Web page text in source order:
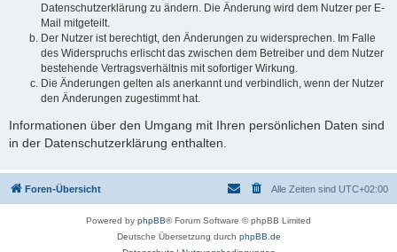
Datenschutzerklärung zu ändern. Die Änderung wird dem Nutzer per E-
Mail mitgeteilt.
Der Nutzer ist berechtigt, den Änderungen zu widersprechen. Im Falle
des Widerspruchs erlischt das zwischen dem Betreiber und dem Nutzer
bestehende Vertragsverhältnis mit sofortiger Wirkung.
Die Änderungen gelten als anerkannt und verbindlich, wenn der Nutzer
den Änderungen zugestimmt hat.
Informationen über den Umgang mit Ihren persönlichen Daten sind
in der Datenschutzerklärung enthalten.
Foren-Übersicht Alle Zeiten sind UTC+02:00
Powered by phpBB® Forum Software © phpBB Limited
Deutsche Übersetzung durch phpBB.de